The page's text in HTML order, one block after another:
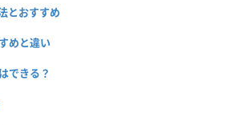
とおすすめ
めと違い
できる？